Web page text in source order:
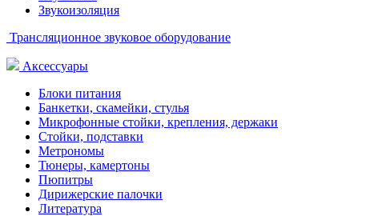
Звукоизоляция
Трансляционное звуковое оборудование
Аксессуары
Блоки питания
Банкетки, скамейки, стулья
Микрофонные стойки, крепления, держаки
Стойки, подставки
Метрономы
Тюнеры, камертоны
Пюпитры
Дирижерские палочки
Литература